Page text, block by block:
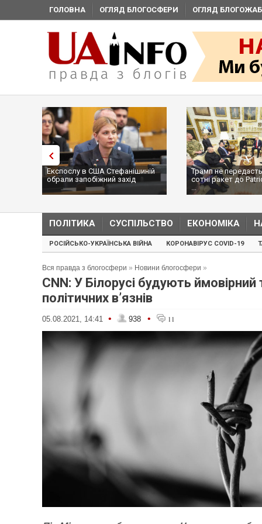
ГОЛОВНА ОГЛЯД БЛОГОСФЕРИ ОГЛЯД БЛОГОЖАБ
Експослу в США Стефанішиній
обрали запобіжний захід
Трамп не передасть
сотні ракет до
...
ПОЛІТИКА СУСПІЛЬСТВО ЕКОНОМІКА
РОСІЙСЬКО-УКРАЇНСЬКА ВІЙНА КОРОНАВІРУС COVID-19
Вся правда з блогосфери » Новини блогосфери »
CNN: У Білорусі будують ймовірний
політичних в’язнів
05.08.2021, 14:41 • 938 • 11